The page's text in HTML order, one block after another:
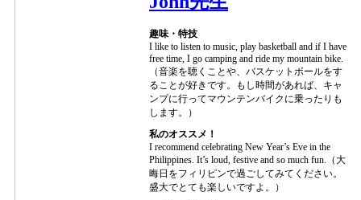
趣味・特技
I like to listen to music, play basketball and if I have
free time, I go camping and ride my mountain bike.
（音楽を聴くことや、バスケットボールをす
ることが好きです。もし時間があれば、キャ
ンプに行ってマウンテンバイクに乗ったりも
します。）
私のオススメ！
I recommend celebrating New Year’s Eve in the
Philippines. It’s loud, festive and so much fun.（大
晦日をフィリピンで過ごしてみてください。
盛大でとても楽しいですよ。）